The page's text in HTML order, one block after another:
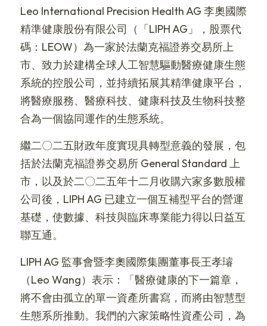
駒峰薈馬術學院
天然選品
禮遇通關
十大領域
輕奢精品
國際超模大賽
Leo International Precision Health AG 李奧國際
精準健康股份有限公司（「LIPH AG」，股票代
碼：LEOW）為一家於法蘭克福證券交易所上
市、致力於建構全球人工智慧驅動醫療健康生態
系統的控股公司，並持續拓展其精準健康平台，
將醫療服務、醫療科技、健康科技及生物科技整
合為一個協同運作的生態系統。
繼二〇二五財政年度實現具轉型意義的發展，包
括於法蘭克福證券交易所 General Standard 上
市，以及於二〇二五年十二月收購六家多數股權
公司後，LIPH AG 已建立一個互補型平台的營運
基礎，使數據、科技與臨床專業能力得以日益互
聯互通。
LIPH AG 監事會暨李奧國際集團董事長王孝璿
（Leo Wang）表示：「醫療健康的下一篇章，
將不會由孤立的單一資產所書寫，而將由智慧型
生態系所推動。我們的六家策略性資產公司，為